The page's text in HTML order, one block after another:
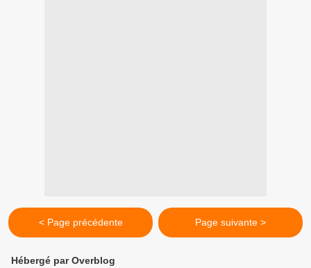
< Page précédente Page suivante >
Hébergé par Overblog